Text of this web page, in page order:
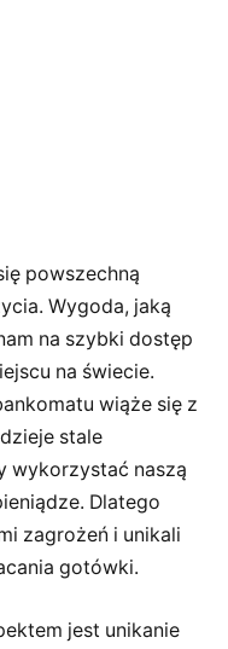
powszechną
Wygoda, jaką
na szybki dostęp
na świecie.
wiąże się z
stale
wykorzystać naszą
Dlatego
zagrożeń i unikali
gotówki.
jest unikanie